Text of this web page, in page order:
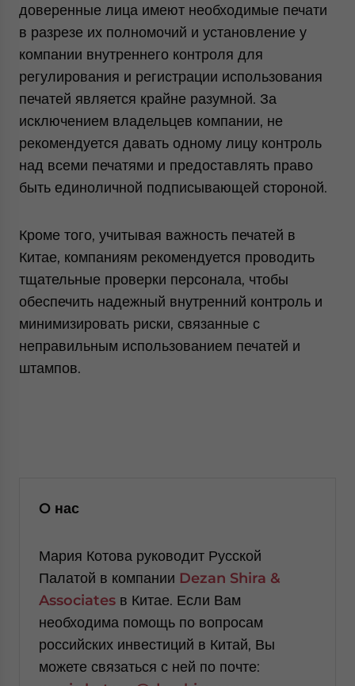
доверенные лица имеют необходимые печати
в разрезе их полномочий и установление у
компании внутреннего контроля для
регулирования и регистрации использования
печатей является крайне разумной. За
исключением владельцев компании, не
рекомендуется давать одному лицу контроль
над всеми печатями и предоставлять право
быть единоличной подписывающей стороной.
Кроме того, учитывая важность печатей в
Китае, компаниям рекомендуется проводить
тщательные проверки персонала, чтобы
обеспечить надежный внутренний контроль и
минимизировать риски, связанные с
неправильным использованием печатей и
штампов.
O нас
Мария Котова руководит Русской
Палатой в компании Dezan Shira &
Associates в Китае. Если Вам
необходима помощь по вопросам
российских инвестиций в Китай, Вы
можете связаться с ней по почте: